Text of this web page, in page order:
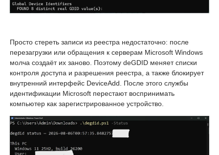
Просто стереть записи из реестра недостаточно: после
перезагрузки или обращения к серверам Microsoft Windows
молча создаёт их заново. Поэтому deGDID меняет списки
контроля доступа и разрешения реестра, а также блокирует
внутренний интерфейс DeviceAdd. После этого службы
идентификации Microsoft перестают воспринимать
компьютер как зарегистрированное устройство.